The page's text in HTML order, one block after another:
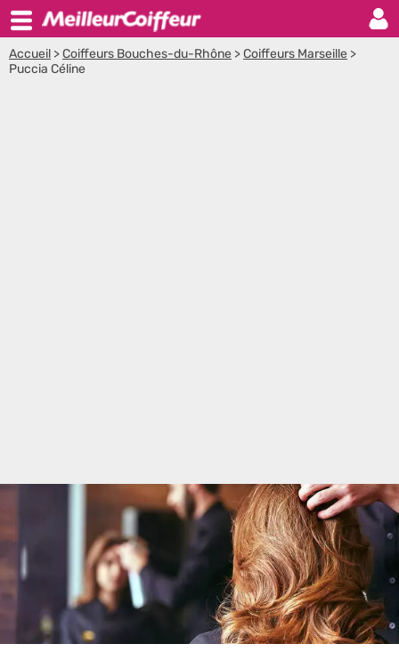
Accueil >Coiffeurs Bouches-du-Rhône >Coiffeurs Marseille >
Puccia Céline